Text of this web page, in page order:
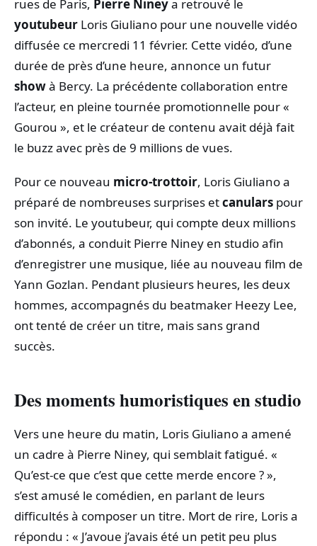
rues de Paris, Pierre Nineya retrouvé le
youtubeur Loris Giuliano pour une nouvelle vidéo
diffusée ce mercredi 11 février. Cette vidéo, d’une
durée de près d’une heure, annonce un futur
showà Bercy. La précédente collaboration entre
l’acteur, en pleine tournée promotionnelle pour «
Gourou », et le créateur de contenu avait déjà fait
le buzz avec près de 9 millions de vues.
Pour ce nouveau micro-trottoir, Loris Giuliano a
préparé de nombreuses surprises etcanulars pour
son invité. Le youtubeur, qui compte deux millions
d’abonnés, a conduit Pierre Niney en studio afin
d’enregistrer une musique, liée au nouveau film de
Yann Gozlan. Pendant plusieurs heures, les deux
hommes, accompagnés du beatmaker Heezy Lee,
ont tenté de créer un titre, mais sans grand
succès.
Des moments humoristiques en studio
Vers une heure du matin, Loris Giuliano a amené
un cadre à Pierre Niney, qui semblait fatigué. «
Qu’est-ce que c’est que cette merde encore ? »,
s’est amusé le comédien, en parlant de leurs
difficultés à composer un titre. Mort de rire, Loris a
répondu : « J’avoue j’avais été un petit peu plus